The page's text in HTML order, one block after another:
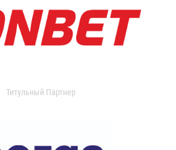
Титульный Партнер